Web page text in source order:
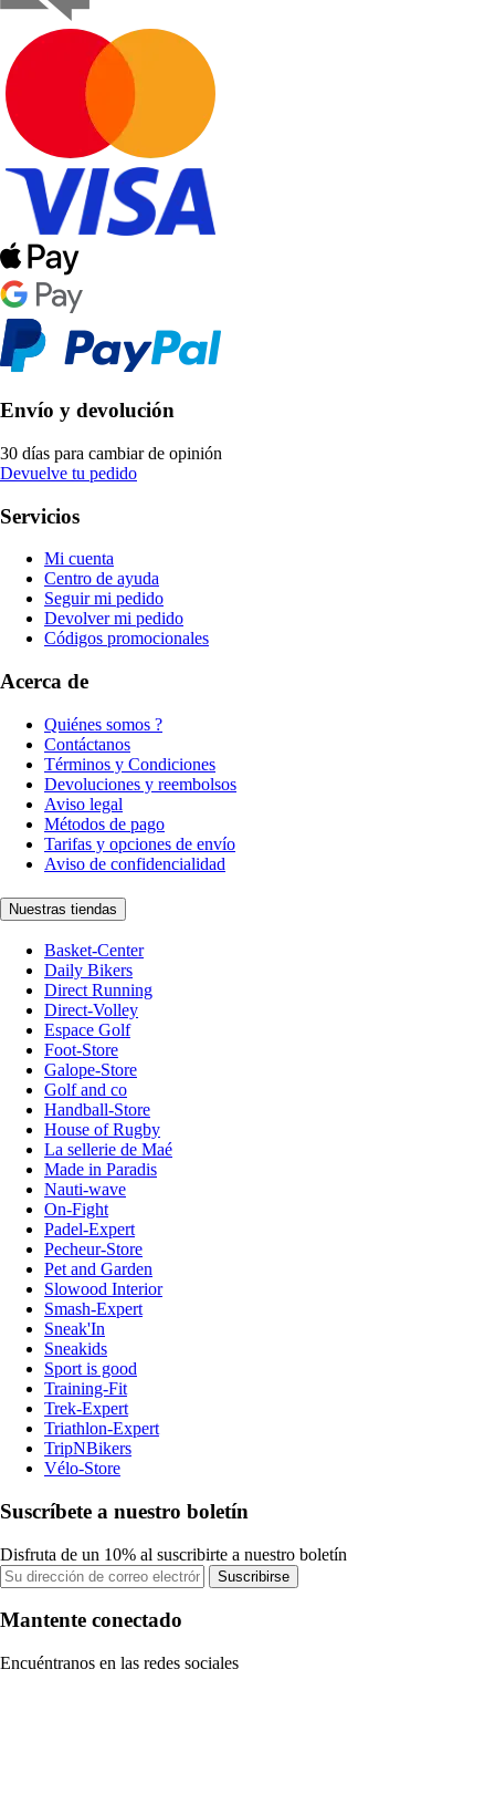
Envío y devolución
30 días para cambiar de opinión
Devuelve tu pedido
Servicios
Mi cuenta
Centro de ayuda
Seguir mi pedido
Devolver mi pedido
Códigos promocionales
Acerca de
Quiénes somos ?
Contáctanos
Términos y Condiciones
Devoluciones y reembolsos
Aviso legal
Métodos de pago
Tarifas y opciones de envío
Aviso de confidencialidad
Nuestras tiendas
Basket-Center
Daily Bikers
Direct Running
Direct-Volley
Espace Golf
Foot-Store
Galope-Store
Golf and co
Handball-Store
House of Rugby
La sellerie de Maé
Made in Paradis
Nauti-wave
On-Fight
Padel-Expert
Pecheur-Store
Pet and Garden
Slowood Interior
Smash-Expert
Sneak'In
Sneakids
Sport is good
Training-Fit
Trek-Expert
Triathlon-Expert
TripNBikers
Vélo-Store
Suscríbete a nuestro boletín
Disfruta de un 10% al suscribirte a nuestro boletín
Suscribirse
Mantente conectado
Encuéntranos en las redes sociales